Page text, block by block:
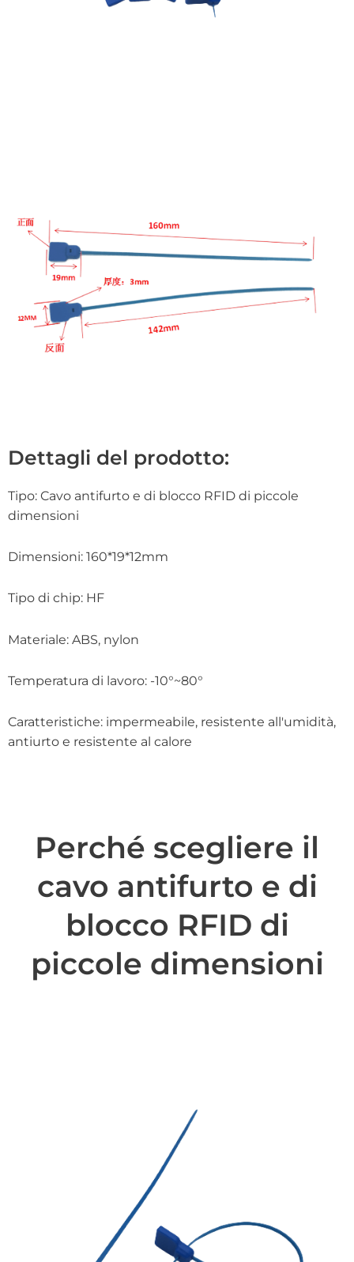
Dettagli del prodotto:
Tipo: Cavo antifurto e di blocco RFID di piccole
dimensioni
Dimensioni: 160*19*12mm
Tipo di chip: HF
Materiale: ABS, nylon
Temperatura di lavoro: -10°~80°
Caratteristiche: impermeabile, resistente all'umidità,
antiurto e resistente al calore
Perché scegliere il
cavo antifurto e di
blocco RFID di
piccole dimensioni